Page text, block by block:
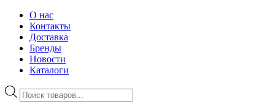
О нас
Контакты
Доставка
Бренды
Новости
Каталоги
Поиск
товаров